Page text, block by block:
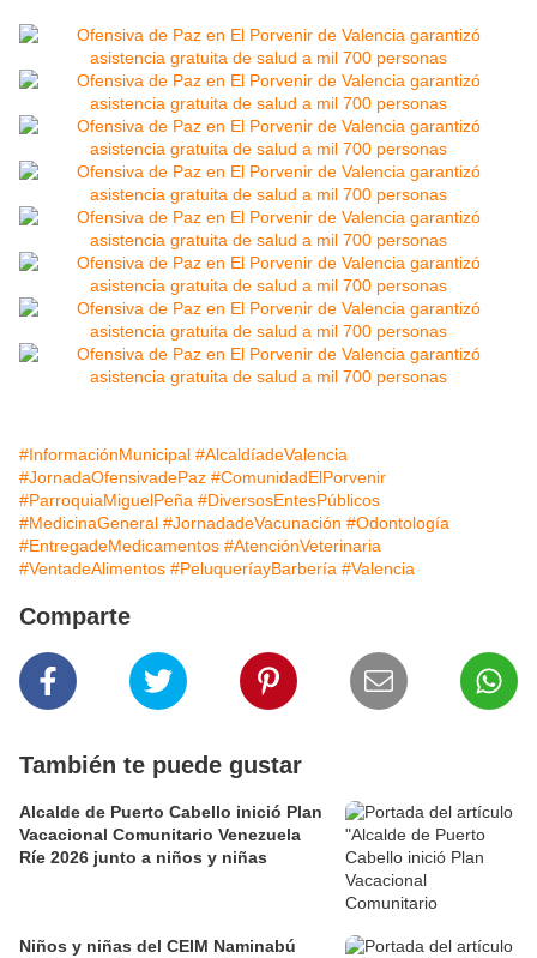
#InformaciónMunicipal #AlcaldíadeValencia
#JornadaOfensivadePaz #ComunidadElPorvenir
#ParroquiaMiguelPeña #DiversosEntesPúblicos
#MedicinaGeneral #JornadadeVacunación #Odontología
#EntregadeMedicamentos #AtenciónVeterinaria
#VentadeAlimentos #PeluqueríayBarbería #Valencia
Comparte
También te puede gustar
Alcalde de Puerto Cabello inició Plan
Vacacional Comunitario Venezuela
Ríe 2026 junto a niños y niñas
Niños y niñas del CEIM Naminabú